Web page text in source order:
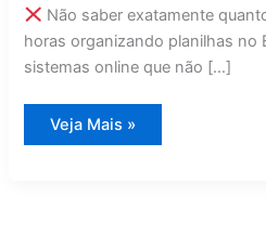
Não saber exatamente
horas organizando planilhas no
sistemas online que não […]
Sistema
de
Veja Mais »